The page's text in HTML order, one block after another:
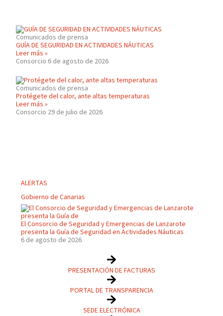
Comunicados de prensa
GUÍA DE SEGURIDAD EN ACTIVIDADES NÁUTICAS
Leer más »
Consorcio 6 de agosto de 2026
Comunicados de prensa
Protégete del calor, ante altas temperaturas
Leer más »
Consorcio 29 de julio de 2026
ALERTAS
Gobierno de Canarias
El Consorcio de Seguridad y Emergencias de Lanzarote
presenta la Guía de Seguridad en Actividades Náuticas
6 de agosto de 2026
PRESENTACIÓN DE FACTURAS
PORTAL DE TRANSPARENCIA
SEDE ELECTRÓNICA